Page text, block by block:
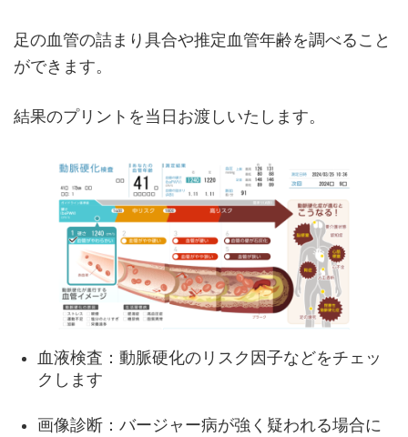
足の血管の詰まり具合や推定血管年齢を調べること
ができます。
結果のプリントを当日お渡しいたします。
血液検査：動脈硬化のリスク因子などをチェッ
クします
画像診断：バージャー病が強く疑われる場合に